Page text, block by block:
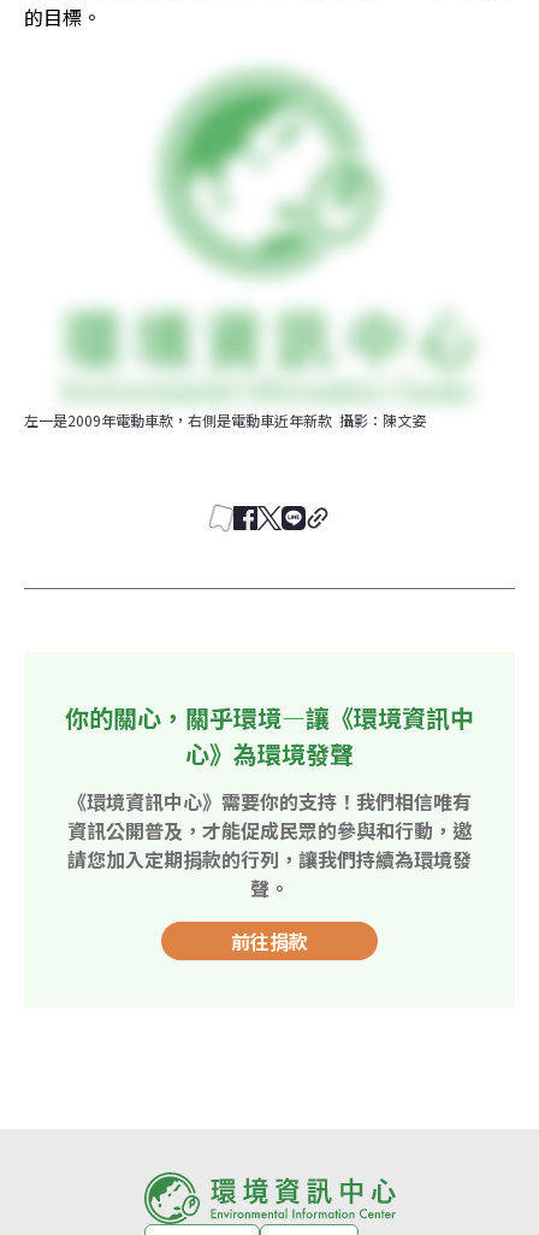
的目標。
左一是2009年電動車款，右側是電動車近年新款  攝影：陳文姿
你的關心，關乎環境—讓《環境資訊中
心》為環境發聲
《環境資訊中心》需要你的支持！我們相信唯有
資訊公開普及，才能促成民眾的參與和行動，邀
請您加入定期捐款的行列，讓我們持續為環境發
聲。
前往捐款